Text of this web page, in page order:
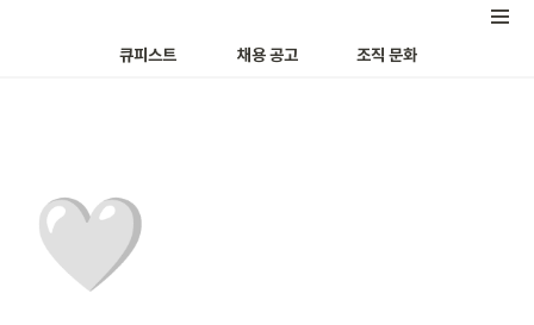
큐피스트 채용 공고 조직 문화
🤍